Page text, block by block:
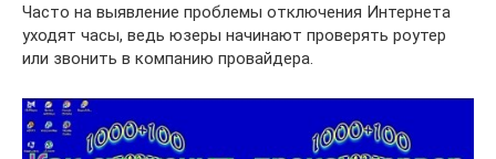
Часто на выявление проблемы отключения Интернета
уходят часы, ведь юзеры начинают проверять роутер
или звонить в компанию провайдера.